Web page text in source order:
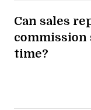
Can sales
time?